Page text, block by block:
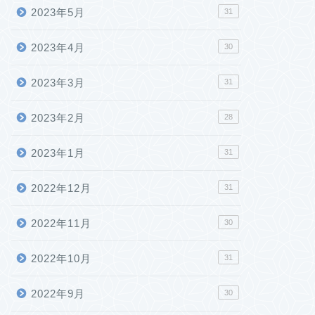
2023年5月 31
2023年4月 30
2023年3月 31
2023年2月 28
2023年1月 31
2022年12月 31
2022年11月 30
2022年10月 31
2022年9月 30